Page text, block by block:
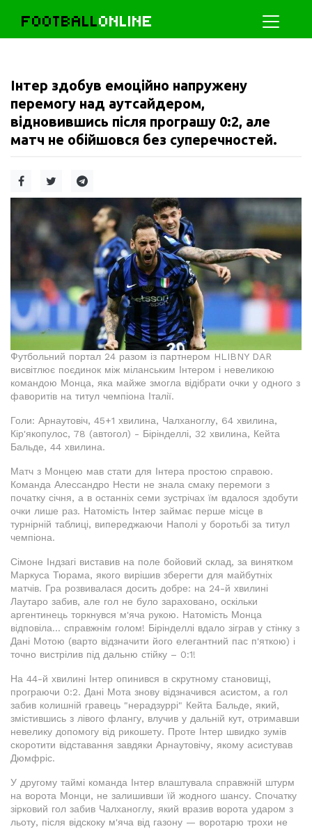
FOOTBALLONLINE
Інтер здобув емоційно напружену
перемогу над аутсайдером,
відновившись після програшу 0:2, але
матч не обійшовся без суперечностей.
Футбольний портал 24 разом із партнером HLIBNY DAR
висвітлює поєдинок між міланським Інтером і невеликою
командою Монца, яка майже змогла відібрати очки у одного з
фаворитів на титул чемпіона Італії.
Голи: Арнаутовіч, 45+1 хвилина, Чалханоглу, 64 хвилина,
Кір'якопулос, 78 (автогол) - Бірінделлі, 32 хвилина, Кейта
Бальде, 44 хвилина.
Матч з Монцею мав стати для Інтера простою справою.
Команда Алессандро Нести не знала смаку перемоги з
початку січня, а в останніх семи зустрічах їм вдалося здобути
очки лише раз. Натомість Інтер займає перше місце в
турнірній таблиці, випереджаючи Наполі у боротьбі за титул
чемпіона.
Сімоне Індзагі виставив на поле бойовий склад, за винятком
Маркуса Тюрама, якого вирішив зберегти для майбутніх
матчів. Гра розвивалася досить добре: на 24-й хвилині
Лаутаро забив, але гол не було зараховано, оскільки
аргентинець торкнувся м'яча рукою. Натомість Монца
відповіла... справжнім голом! Бірінделлі вдало зіграв у стінку з
Дані Мотою (варто відзначити його елегантний пас п'яткою) і
точно вистрілив під дальню стійку – 0:1!
На 44-й хвилині Інтер опинився в скрутному становищі,
програючи 0:2. Дані Мота знову відзначився асистом, а гол
забив колишній гравець "нерадзуррі" Кейта Бальде, який,
змістившись з лівого флангу, влучив у дальній кут, отримавши
невелику допомогу від рикошету. Проте Інтер швидко зумів
скоротити відставання завдяки Арнаутовічу, якому асистував
Дюмфріс.
У другому таймі команда Інтер влаштувала справжній штурм
на ворота Монци, не залишивши їй жодного шансу. Спочатку
зірковий гол забив Чалханоглу, який вразив ворота ударом з
льоту, після відскоку м'яча від газону — воротарю трохи не